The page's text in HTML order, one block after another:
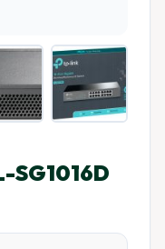
SG1016D